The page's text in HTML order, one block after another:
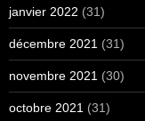
janvier 2022 (31)
décembre 2021 (31)
novembre 2021 (30)
octobre 2021 (31)